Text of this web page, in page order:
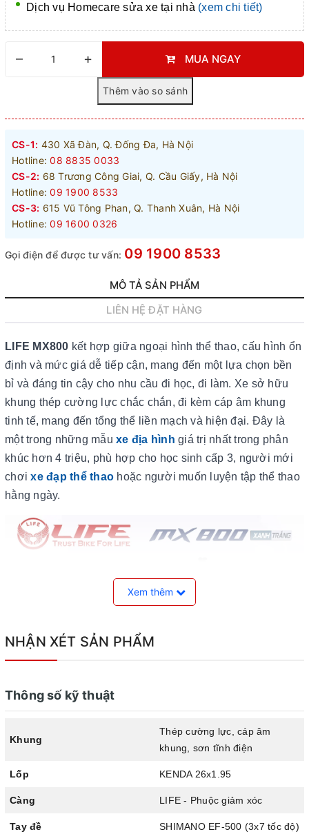
Dịch vụ Homecare sửa xe tại nhà (xem chi tiết)
– + MUA NGAY
CS-1: 430 Xã Đàn, Q. Đống Đa, Hà Nội
Hotline: 08 8835 0033
CS-2: 68 Trương Công Giai, Q. Cầu Giấy, Hà Nội
Hotline: 09 1900 8533
CS-3: 615 Vũ Tông Phan, Q. Thanh Xuân, Hà Nội
Hotline: 09 1600 0326
Gọi điện để được tư vấn: 09 1900 8533
MÔ TẢ SẢN PHẨM
LIÊN HỆ ĐẶT HÀNG
LIFE MX800 kết hợp giữa ngoại hình thể thao, cấu hình ổn
định và mức giá dễ tiếp cận, mang đến một lựa chọn bền
bỉ và đáng tin cậy cho nhu cầu đi học, đi làm. Xe sở hữu
khung thép cường lực chắc chắn, đi kèm cáp âm khung
tinh tế, mang đến tổng thể liền mạch và hiện đại. Đây là
một trong những mẫu xe địa hình giá trị nhất trong phân
khúc hơn 4 triệu, phù hợp cho học sinh cấp 3, người mới
chơixe đạp thể thao hoặc người muốn luyện tập thể thao
hằng ngày.
Xe đạp địa hình LIFE MX800
Khung thép cường lực ổn định
LIFE MX800 sử dụng khung thép cứng cáp, chịu tải tốt và
cho cảm giác lái đầm, ổn định khi di chuyển trên nhiều
Xem thêm
NHẬN XÉT SẢN PHẨM
Thông số kỹ thuật
Khung
Thép cường lực, cáp âm
khung, sơn tĩnh điện
Lốp KENDA 26x1.95
Càng LIFE - Phuộc giảm xóc
Tay đề SHIMANO EF-500 (3x7 tốc độ)